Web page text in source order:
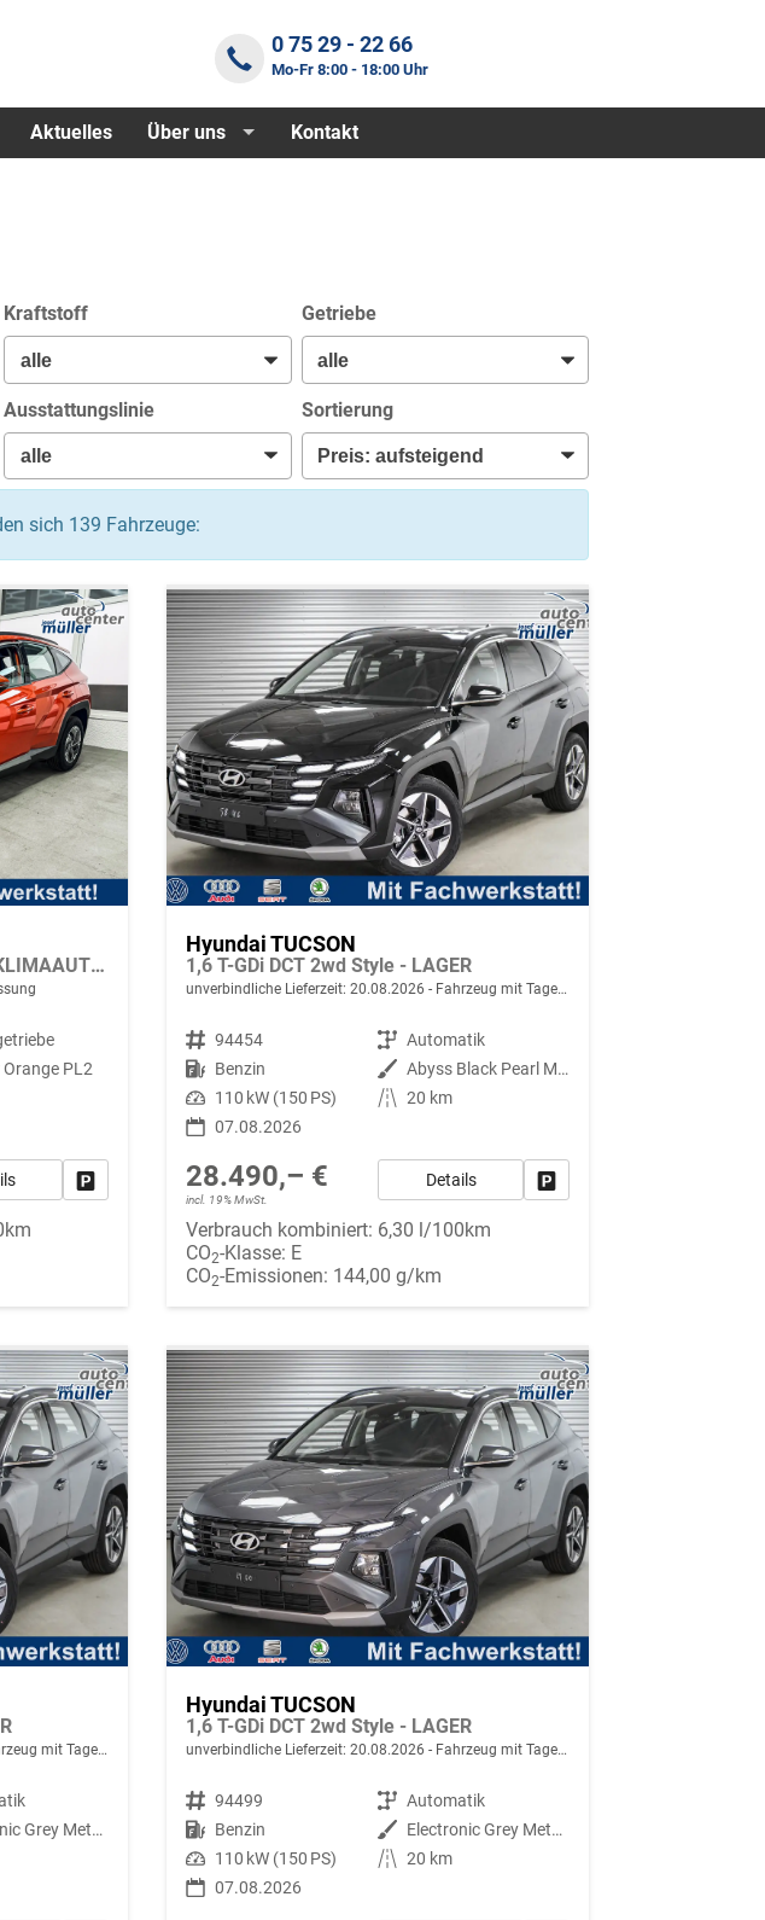
0 75 29 - 22 66
Mo-Fr 8:00 - 18:00 Uhr
Aktuelles Über uns Kontakt
Kraftstoff Getriebe
Ausstattungslinie Sortierung
sich 139 Fahrzeuge:
STYLE TRANSPORTSCHADEN KLIMAAUTOMATIK TOTWINKEL NAVI SHZ RFK PDC
PL2
Fahrzeug parken
Hyundai TUCSON
1,6 T-GDi DCT 2wd Style - LAGER
unverbindliche Lieferzeit:20.08.2026 Fahrzeug mit Tageszulassung
Fahrzeugnr. 94454 Getriebe Automatik
Kraftstoff Benzin Außenfarbe
Abyss Black Pearl Metallic ()
Leistung 110 kW (150 PS) Kilometerstand 20 km
07.08.2026
28.490,– €
incl. 19% MwSt.
Details
Verbrauch kombiniert: 6,30 l/100km
CO2-Klasse: E
CO2-Emissionen: 144,00 g/km
mit Tageszulassung
Electronic Grey Metallic ()
Hyundai TUCSON
1,6 T-GDi DCT 2wd Style - LAGER
unverbindliche Lieferzeit:20.08.2026 Fahrzeug mit Tageszulassung
Fahrzeugnr. 94499 Getriebe Automatik
Kraftstoff Benzin Außenfarbe
Electronic Grey Metallic ()
Leistung 110 kW (150 PS) Kilometerstand 20 km
07.08.2026